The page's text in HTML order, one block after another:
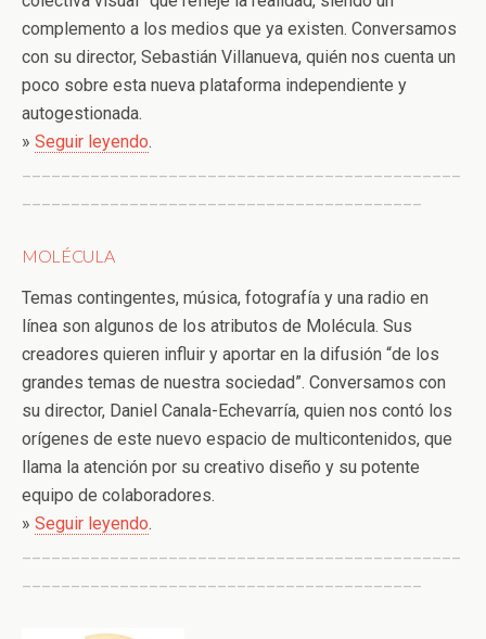
complemento a los medios que ya existen. Conversamos
con su director, Sebastián Villanueva, quién nos cuenta un
poco sobre esta nueva plataforma independiente y
autogestionada.
» Seguir leyendo.
MOLÉCULA
Temas contingentes, música, fotografía y una radio en
línea son algunos de los atributos de Molécula. Sus
creadores quieren influir y aportar en la difusión “de los
grandes temas de nuestra sociedad”. Conversamos con
su director, Daniel Canala-Echevarría, quien nos contó los
orígenes de este nuevo espacio de multicontenidos, que
llama la atención por su creativo diseño y su potente
equipo de colaboradores.
» Seguir leyendo.